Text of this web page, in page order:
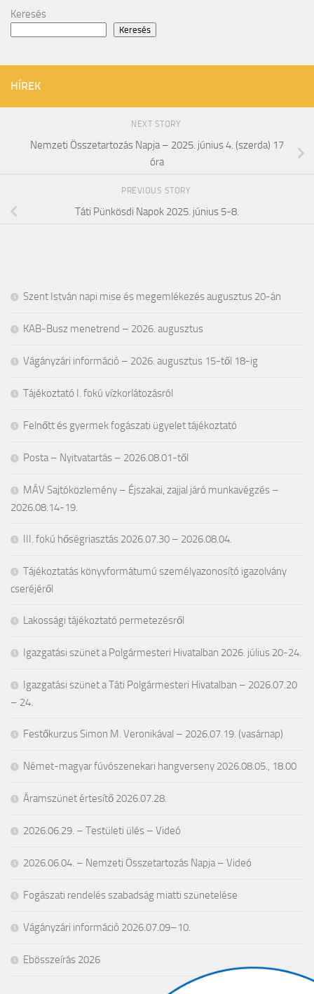
Keresés
Keresés
HÍREK
NEXT STORY
Nemzeti Összetartozás Napja – 2025. június 4. (szerda) 17
óra
PREVIOUS STORY
Táti Pünkösdi Napok 2025. június 5-8.
Szent István napi mise és megemlékezés augusztus 20-án
KAB-Busz menetrend – 2026. augusztus
Vágányzári információ – 2026. augusztus 15-től 18-ig
Tájékoztató I. fokú vízkorlátozásról
Felnőtt és gyermek fogászati ügyelet tájékoztató
Posta – Nyitvatartás – 2026.08.01-től
MÁV Sajtóközlemény – Éjszakai, zajjal járó munkavégzés –
2026.08.14-19.
III. fokú hőségriasztás 2026.07.30 – 2026.08.04.
Tájékoztatás könyvformátumú személyazonosító igazolvány
cseréjéről
Lakossági tájékoztató permetezésről
Igazgatási szünet a Polgármesteri Hivatalban 2026. július 20-24.
Igazgatási szünet a Táti Polgármesteri Hivatalban – 2026.07.20
– 24.
Festőkurzus Simon M. Veronikával – 2026.07.19. (vasárnap)
Német-magyar fúvószenekari hangverseny 2026.08.05., 18.00
Áramszünet értesítő 2026.07.28.
2026.06.29. – Testületi ülés – Videó
2026.06.04. – Nemzeti Összetartozás Napja – Videó
Fogászati rendelés szabadság miatti szünetelése
Vágányzári információ 2026.07.09–10.
Ebösszeírás 2026